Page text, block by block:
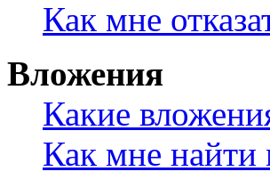
Как мне
Вложения
Какие
Как мне найти